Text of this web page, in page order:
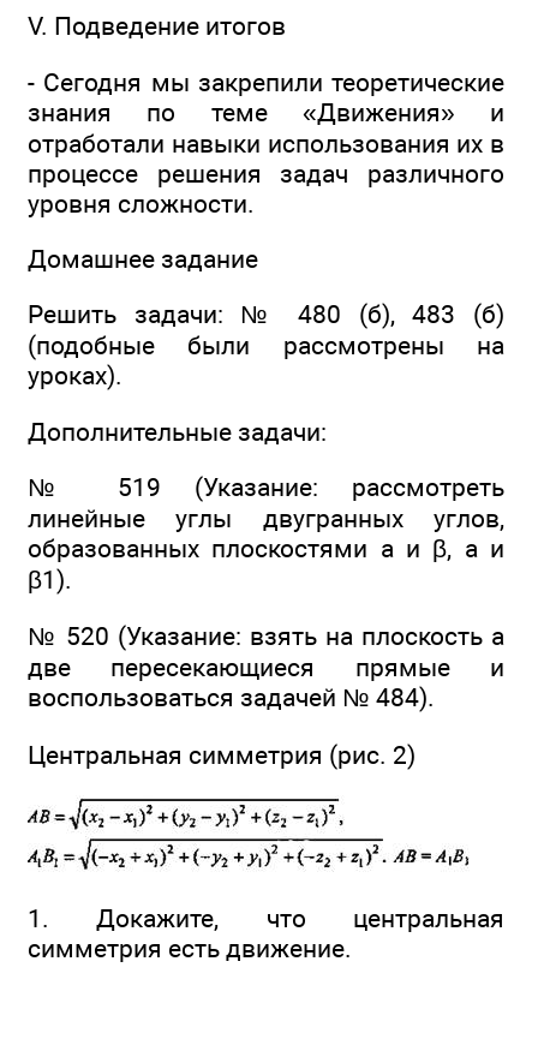
V. Подведение итогов
- Сегодня мы закрепили теоретические
знания по теме «Движения» и
отработали навыки использования их в
процессе решения задач различного
уровня сложности.
Домашнее задание
Решить задачи: № 480 (б), 483 (б)
(подобные были рассмотрены на
уроках).
Дополнительные задачи:
№ 519 (Указание: рассмотреть
линейные углы двугранных углов,
образованных плоскостями а и β, а и
β1).
№ 520 (Указание: взять на плоскость а
две пересекающиеся прямые и
воспользоваться задачей № 484).
Центральная симметрия (рис. 2)
1. Докажите, что центральная
симметрия есть движение.